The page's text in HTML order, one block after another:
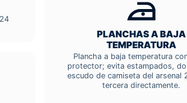
PLANCHAS A BAJA
TEMPERATURA
Plancha a baja temperatura
protector; evita estampados,
escudo de camiseta del arsenal
tercera directamente.